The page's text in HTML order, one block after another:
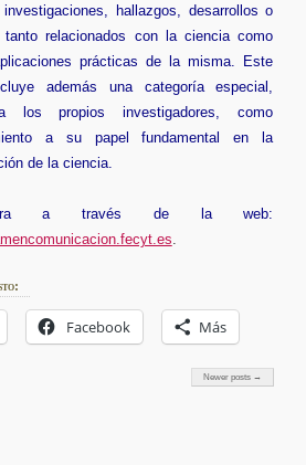
investigaciones, hallazgos, desarrollos o
tanto relacionados con la ciencia como
prácticas de la misma. Este
además una categoría especial,
los propios investigadores, como
a su papel fundamental en la
de la ciencia.
a través de la web:
Facebook Más
Newer posts →